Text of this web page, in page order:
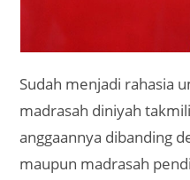
Sudah menjadi rahasia
madrasah diniyah
anggaannya dibanding
maupun madrasah